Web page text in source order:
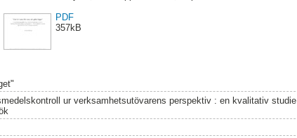
PDF
357kB
ur verksamhetsutövarens perspektiv : en kvalitativ studie